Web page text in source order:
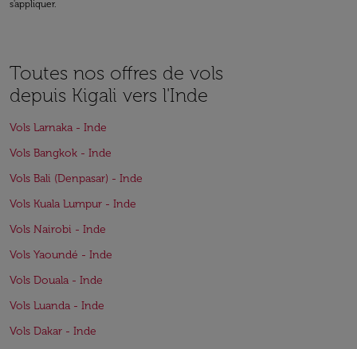
s'appliquer.
Toutes nos offres de vols
depuis Kigali vers l'Inde
Vols Larnaka - Inde
Vols Bangkok - Inde
Vols Bali (Denpasar) - Inde
Vols Kuala Lumpur - Inde
Vols Nairobi - Inde
Vols Yaoundé - Inde
Vols Douala - Inde
Vols Luanda - Inde
Vols Dakar - Inde